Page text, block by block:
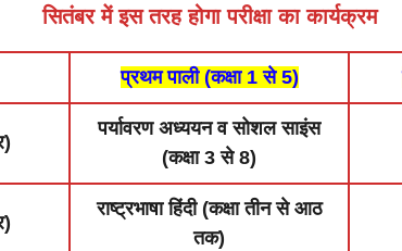
सितंबर में इस तरह होगा परीक्षा का कार्यक्रम
प्रथम पाली (कक्षा 1 से 5)
पर्यावरण अध्ययन व सोशल साइंस
(कक्षा 3 से 8)
राष्ट्रभाषा हिंदी (कक्षा तीन से आठ
तक)